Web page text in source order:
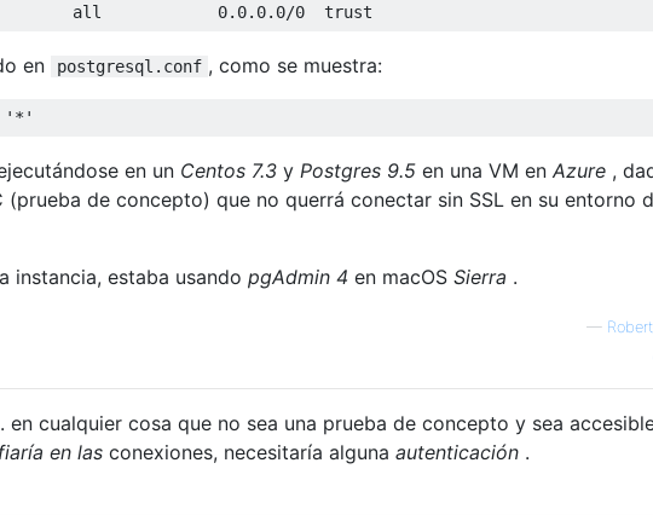
all 0.0.0.0/0
  trust
en postgresql.conf , como se muestra:
'*'
en un Centos 7.3 y Postgres 9.5 en una VM en Azure ,
(prueba de concepto) que no querrá conectar sin SSL en su entorno
instancia, estaba usando pgAdmin 4 en macOS Sierra .
—
en cualquier cosa que no sea una prueba de concepto y sea
en las conexiones, necesitaría alguna autenticación .